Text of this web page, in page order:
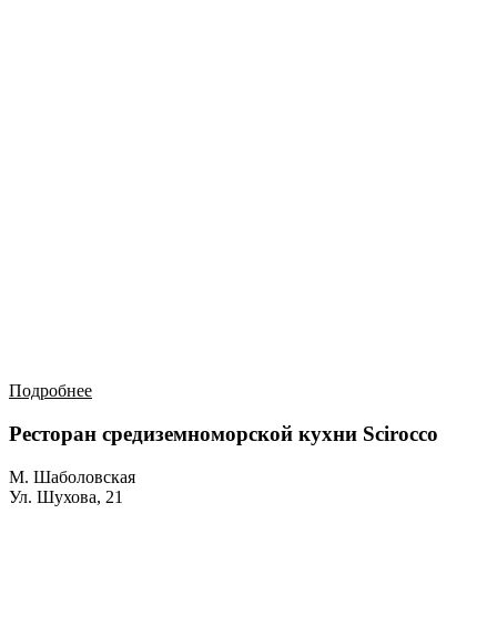
Подробнее
Ресторан средиземноморской кухни Scirocco
М. Шаболовская
Ул. Шухова, 21